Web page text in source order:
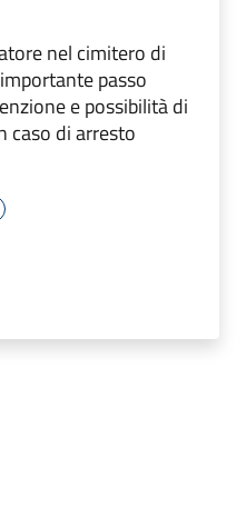
nel cimitero di
passo
e possibilità di
caso di arresto